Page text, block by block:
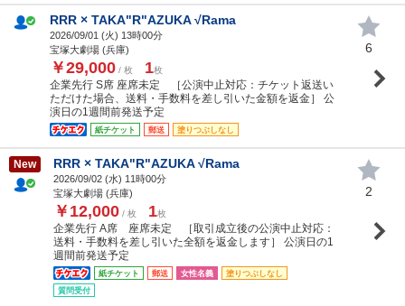
RRR × TAKA"R"AZUKA √Rama
2026/09/01 (火) 13時00分
宝塚大劇場 (兵庫)
￥29,000 / 枚 1枚
企業先行 S席 座席未定 ［公演中止対応：チケット返送い
ただけた場合、送料・手数料を差し引いた金額を返金］ 公
演日の1週間前発送予定
紙チケット 郵送 塗りつぶしなし
6
New RRR × TAKA"R"AZUKA √Rama
2026/09/02 (水) 11時00分
宝塚大劇場 (兵庫)
￥12,000 / 枚 1枚
企業先行 A席 座席未定 ［取引成立後の公演中止対応：
送料・手数料を差し引いた全額を返金します］ 公演日の1
週間前発送予定
紙チケット 郵送 女性名義
塗りつぶしなし
質問受付
2